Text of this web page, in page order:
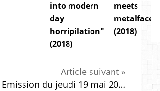
into modern
day
horripilation"
(2018)
meets
metalface"
(2018)
Emission du jeudi 19 mai 2016